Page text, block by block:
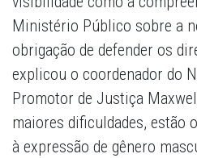
Ministério Público sobre a
obrigação de defender os
explicou o coordenador do
Promotor de Justiça
maiores dificuldades, estão
à expressão de gênero